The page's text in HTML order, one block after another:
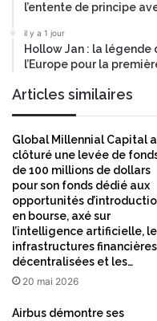
l’entente de principe
il y a 1 jour
Hollow Jan : la légende
l’Europe pour la
Articles similaires
Global Millennial Capital a
clôturé une levée de
de 100 millions de dollars
pour son fonds dédié aux
opportunités
en bourse, axé sur
l’intelligence artificielle,
infrastructures financières
décentralisées et les…
20 mai 2026
Airbus démontre ses